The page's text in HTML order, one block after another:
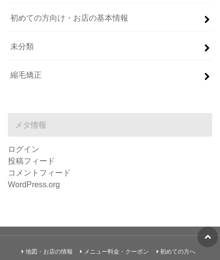
初めての方向け・お店の基本情報
未分類
縮毛矯正
メタ情報
ログイン
投稿フィード
コメントフィード
WordPress.org
地図・お店の情報 メニュー料金・クーポン 初めての方へ